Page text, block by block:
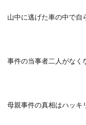
山中に逃げた車の中で自
事件の当事者二人がなく
母親事件の真相はハッキ